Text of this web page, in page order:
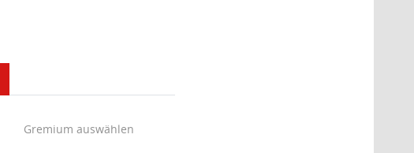
Gremium auswählen